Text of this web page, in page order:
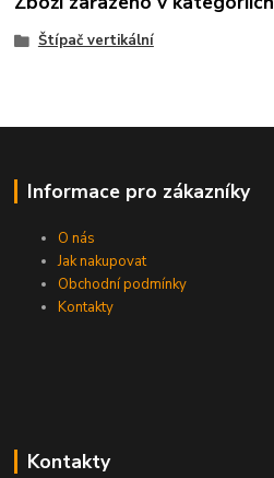
Štípač vertikální
Informace pro zákazníky
O nás
Jak nakupovat
Obchodní podmínky
Kontakty
Kontakty